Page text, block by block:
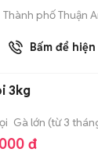
Thành phố Thuận
Bấm để hiện
3kg
Gà lớn (từ 3
đ